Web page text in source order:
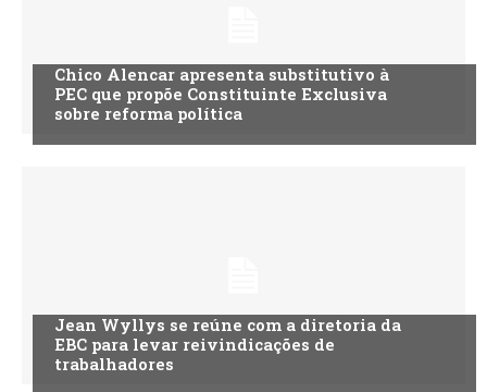
Chico Alencar apresenta substitutivo à
PEC que propõe Constituinte Exclusiva
sobre reforma política
Jean Wyllys se reúne com a diretoria da
EBC para levar reivindicações de
trabalhadores